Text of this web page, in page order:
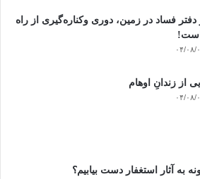
فساد در زمین‌، دوری وکناره‌گیری از راه
۰۸/۰۳
از زندانِ اوهام
۰۸/۰۳
به آثار استغفار دست بیابیم؟